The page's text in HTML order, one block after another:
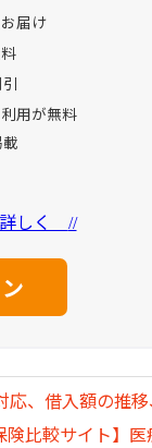
届け
用が無料
しく //
応、借入額の推
比較サイト】医